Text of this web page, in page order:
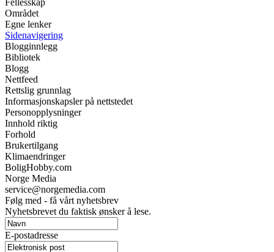
Fellesskap
Området
Egne lenker
Sidenavigering
Blogginnlegg
Bibliotek
Blogg
Nettfeed
Rettslig grunnlag
Informasjonskapsler på nettstedet
Personopplysninger
Innhold riktig
Forhold
Brukertilgang
Klimaendringer
BoligHobby.com
Norge Media
service@norgemedia.com
Følg med - få vårt nyhetsbrev
Nyhetsbrevet du faktisk ønsker å lese.
E-postadresse